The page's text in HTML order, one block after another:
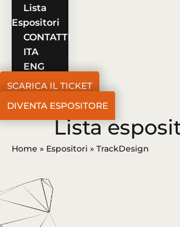
Lista
Espositori
CONTATTI
ITA
ENG
SCARICA IL TICKET
DIVENTA ESPOSITORE
Lista
Home » Espositori » TrackDesign